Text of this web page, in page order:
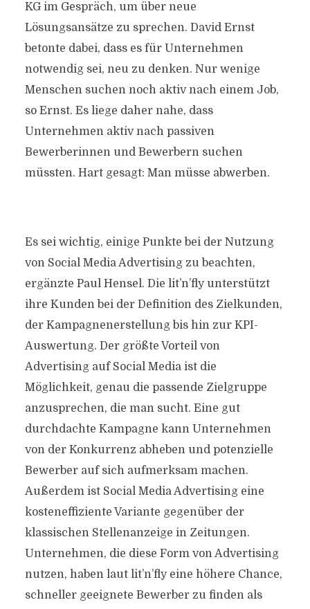
KG im Gespräch, um über neue
Lösungsansätze zu sprechen. David Ernst
betonte dabei, dass es für Unternehmen
notwendig sei, neu zu denken. Nur wenige
Menschen suchen noch aktiv nach einem Job,
so Ernst. Es liege daher nahe, dass
Unternehmen aktiv nach passiven
Bewerberinnen und Bewerbern suchen
müssten. Hart gesagt: Man müsse abwerben.
Es sei wichtig, einige Punkte bei der Nutzung
von Social Media Advertising zu beachten,
ergänzte Paul Hensel. Die lit’n’fly unterstützt
ihre Kunden bei der Definition des Zielkunden,
der Kampagnenerstellung bis hin zur KPI-
Auswertung. Der größte Vorteil von
Advertising auf Social Media ist die
Möglichkeit, genau die passende Zielgruppe
anzusprechen, die man sucht. Eine gut
durchdachte Kampagne kann Unternehmen
von der Konkurrenz abheben und potenzielle
Bewerber auf sich aufmerksam machen.
Außerdem ist Social Media Advertising eine
kosteneffiziente Variante gegenüber der
klassischen Stellenanzeige in Zeitungen.
Unternehmen, die diese Form von Advertising
nutzen, haben laut lit’n’fly eine höhere Chance,
schneller geeignete Bewerber zu finden als